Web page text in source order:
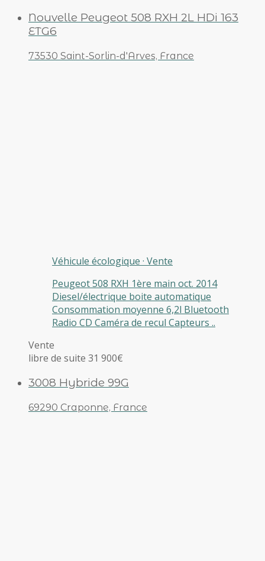
Nouvelle Peugeot 508 RXH 2L HDi 163
ETG6
73530 Saint-Sorlin-d'Arves, France
Véhicule écologique · Vente
Peugeot 508 RXH 1ère main oct. 2014
Diesel/électrique boite automatique
Consommation moyenne 6,2l Bluetooth
Radio CD Caméra de recul Capteurs ..
Vente
libre de suite 31 900€
3008 Hybride 99G
69290 Craponne, France